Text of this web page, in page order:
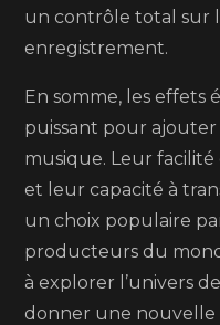
un contrôle total sur
enregistrement.
En somme, les effets
puissant pour
musique. Leur facilité
et leur capacité à
un choix populaire
producteurs du
à explorer l’univers
donner une nouvelle